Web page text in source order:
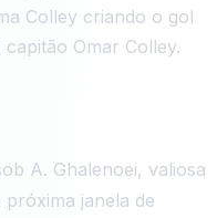
Colley criando o gol
Omar Colley.
A. Ghalenoei, valiosa
janela de